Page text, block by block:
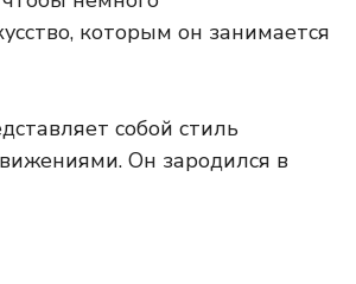
которым он занимается
собой стиль
Он зародился в